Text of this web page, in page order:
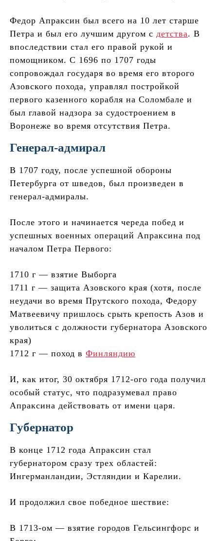
Федор Апраксин был всего на 10 лет старше
Петра и был его лучшим другом с детства. В
впоследствии стал его правой рукой и
помощником. С 1696 по 1707 годы
сопровождал государя во время его второго
Азовского похода, управлял постройкой
первого казенного корабля на Соломбале и
был главой надзора за судостроением в
Воронеже во время отсутствия Петра.
Генерал-адмирал
В 1707 году, после успешной обороны
Петербурга от шведов, был произведен в
генерал-адмиралы.
После этого и начинается череда побед и
успешных военных операций Апраксина под
началом Петра Первого:
1710 г — взятие Выборга
1711 г — защита Азовского края (хотя, после
неудачи во время Прутского похода, Федору
Матвеевичу пришлось срыть крепость Азов и
уволиться с должности губернатора Азовского
края)
1712 г — поход в Финляндию
И, как итог, 30 октября 1712-ого года получил
особый статус, что подразумевал право
Апраксина действовать от имени царя.
Губернатор
В конце 1712 года Апраксин стал
губернатором сразу трех областей:
Ингерманландии, Эстляндии и Карелии.
И продолжил свое победное шествие:
В 1713-ом — взятие городов Гельсингфорс и